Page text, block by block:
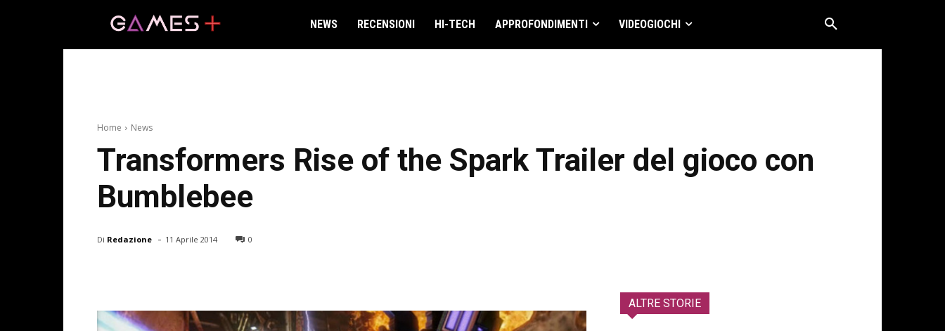
NEWS RECENSIONI HI-TECH APPROFONDIMENTI VIDEOGIOCHI
Home News
Transformers Rise of the Spark Trailer del gioco con
Bumblebee
Di Redazione - 11 Aprile 2014 0
ALTRE STORIE